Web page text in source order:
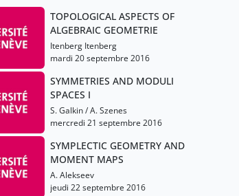
TOPOLOGICAL ASPECTS OF
ALGEBRAIC GEOMETRIE
Itenberg Itenberg
mardi 20 septembre 2016
SYMMETRIES AND MODULI
SPACES I
S. Galkin / A. Szenes
mercredi 21 septembre 2016
SYMPLECTIC GEOMETRY AND
MOMENT MAPS
A. Alekseev
jeudi 22 septembre 2016